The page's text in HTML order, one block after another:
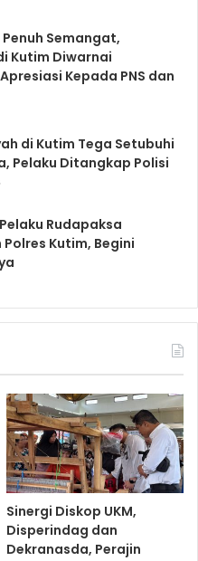
Semangat,
Kutim Diwarnai
Kepada PNS dan
di Kutim Tega Setubuhi
Pelaku Ditangkap Polisi
Rudapaksa
Kutim, Begini
Sinergi Diskop UKM,
Disperindag dan
Dekranasda, Perajin